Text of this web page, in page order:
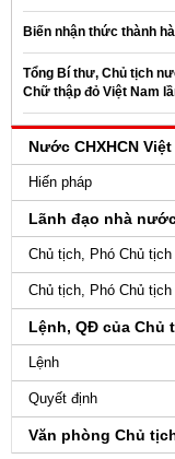
Biến nhận thức thành
Tổng Bí thư, Chủ tịch
Chữ thập đỏ Việt Nam
Nước CHXHCN Việt
Hiến pháp
Lãnh đạo nhà
Chủ tịch, Phó Chủ
Chủ tịch, Phó Chủ
Lệnh, QĐ của Chủ
Lệnh
Quyết định
Văn phòng Chủ